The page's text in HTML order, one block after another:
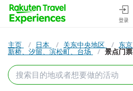
登录
主页 / 日本 / 关东中央地区 / 东京
新桥、汐留、滨松町、台场 / 景点门票